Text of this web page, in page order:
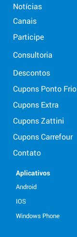
Notícias
Canais
Participe
Consultoria
Descontos
Cupons Ponto Frio
Cupons Extra
Cupons Zattini
Cupons Carrefour
Contato
Aplicativos
Android
IOS
Windows Phone